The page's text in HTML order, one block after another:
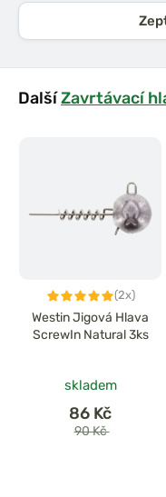
DalšíZavrtávací
(2x)
Westin Jigová Hlava
ScrewIn Natural 3ks
skladem
86 Kč
90 Kč